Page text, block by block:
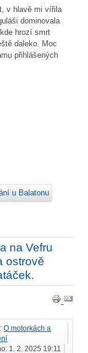
v hlavě mi vířila
dominovala
hrozí smrt
daleko. Moc
přihlášených
u Balatonu
na Vefru
ostrově
O motorkách a
1. 2. 2025 19:11